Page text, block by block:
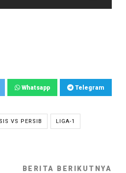
Whatsapp Telegram
VS PERSIB LIGA-1
BERITA BERIKUTNYA